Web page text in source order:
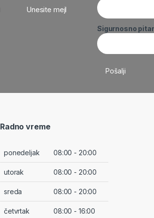
Unesite mejl
Sigurnosno
Radno vreme
ponedeljak 08:00 - 20:00
utorak 08:00 - 20:00
sreda 08:00 - 20:00
četvrtak 08:00 - 16:00